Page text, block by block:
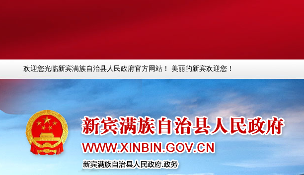
欢迎您光临新宾满族自治县人民政府官方网站！ 美丽的新宾欢迎您！